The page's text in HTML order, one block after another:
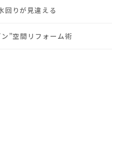
回りが見違える
”空間リフォーム術